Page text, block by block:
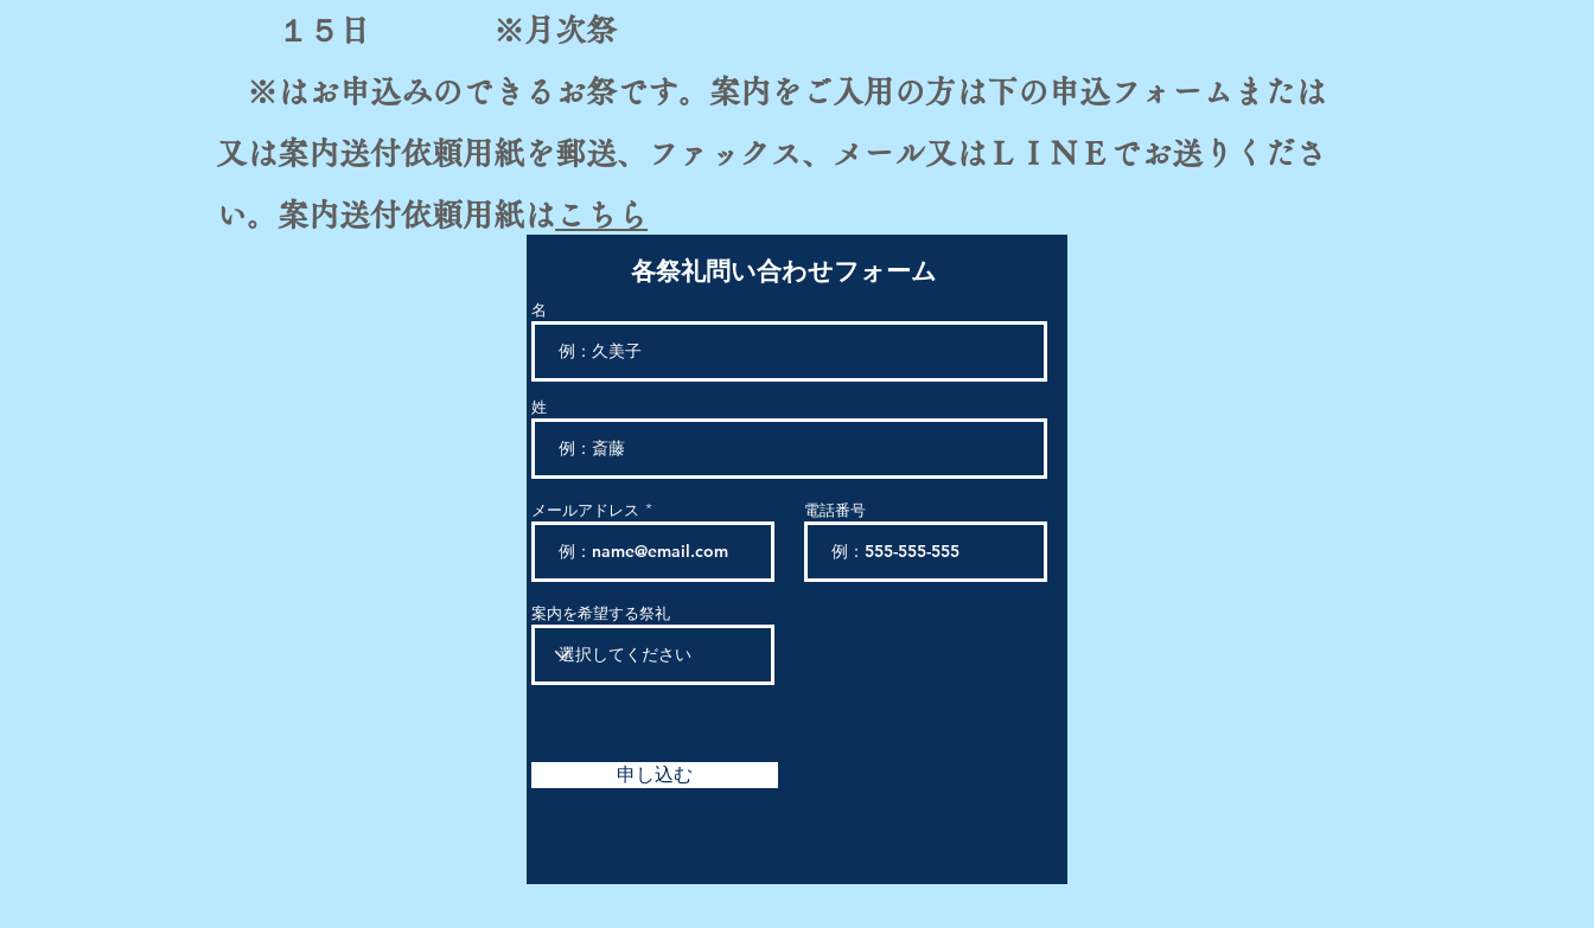
１５日 ※月次祭
※はお申込みのできるお祭です。案内をご入用の方は下の申込フォームまたは
又は案内送付依頼用紙を郵送、ファックス、メール又はＬＩＮＥでお送りくださ
い。案内送付依頼用紙は こちら
各祭礼問い合わせフォーム
名
姓
メールアドレス 電話番号
案内を希望する祭礼
申し込む